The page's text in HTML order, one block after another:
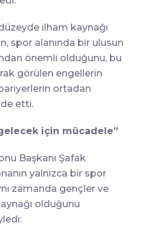
ilham kaynağı
spor alanında bir ulusun
önemli olduğunu, bu
görülen engellerin
ortadan
etti.
için mücadele”
Başkanı Şafak
yalnızca bir spor
zamanda gençler ve
olduğunu